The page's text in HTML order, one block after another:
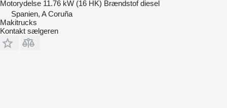
Motorydelse 11.76 kW (16 HK) Brændstof diesel
Spanien, A Coruña
Makitrucks
Kontakt sælgeren